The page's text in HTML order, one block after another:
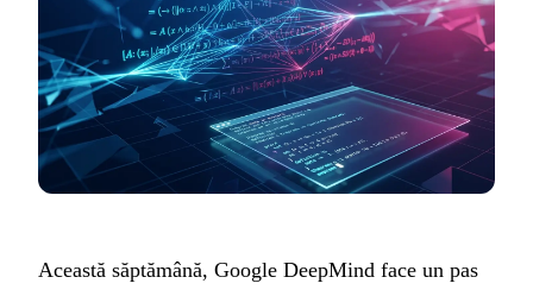
Această săptămână, Google DeepMind face un pas